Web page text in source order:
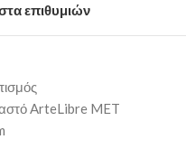
επιθυμιών
ArteLibre MET